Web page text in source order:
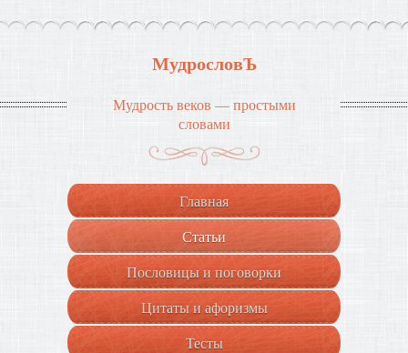
МудрословЪ
Мудрость веков — простыми
словами
Главная
Статьи
Пословицы и поговорки
Цитаты и афоризмы
Тесты